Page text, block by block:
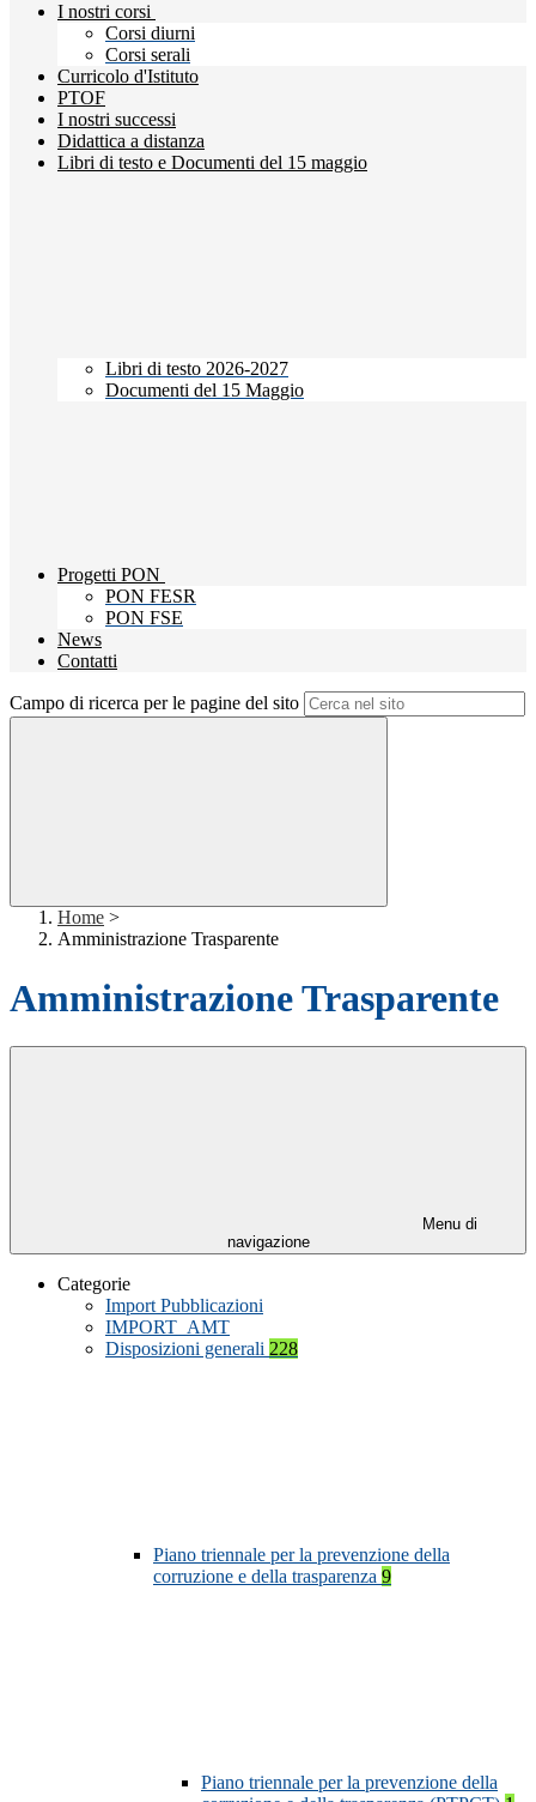
I nostri corsi
Corsi diurni
Corsi serali
Curricolo d'Istituto
PTOF
I nostri successi
Didattica a distanza
Libri di testo e Documenti del 15 maggio
Libri di testo 2026-2027
Documenti del 15 Maggio
Progetti PON
PON FESR
PON FSE
News
Contatti
Campo di ricerca per le pagine del sito
Home >
Amministrazione Trasparente
Amministrazione Trasparente
Menu di
navigazione
Categorie
Import Pubblicazioni
IMPORT_AMT
Disposizioni generali 228
Piano triennale per la prevenzione della
corruzione e della trasparenza 9
Piano triennale per la prevenzione della